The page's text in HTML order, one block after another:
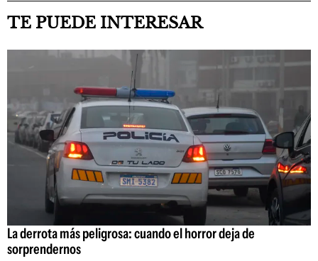
TE PUEDE INTERESAR
La derrota más peligrosa: cuando el horror deja de
sorprendernos